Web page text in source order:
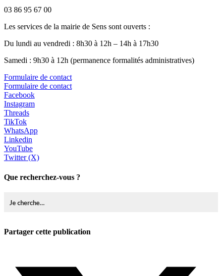
03 86 95 67 00
Les services de la mairie de Sens sont ouverts :
Du lundi au vendredi : 8h30 à 12h – 14h à 17h30
Samedi : 9h30 à 12h (permanence formalités administratives)
Formulaire de contact
Formulaire de contact
Facebook
Instagram
Threads
TikTok
WhatsApp
Linkedin
YouTube
Twitter (X)
Que recherchez-vous ?
Partager cette publication